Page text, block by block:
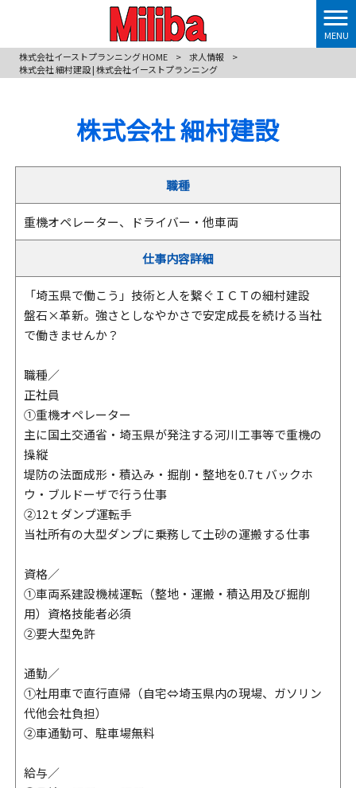
MENU
株式会社イーストプランニング HOME
> 求人情報
>
株式会社 細村建設 | 株式会社イーストプランニング
株式会社 細村建設
職種
重機オペレーター、ドライバー・他車両
仕事内容詳細
「埼玉県で働こう」技術と人を繋ぐＩＣＴの細村建設
盤石×革新。強さとしなやかさで安定成長を続ける当社
で働きませんか？
職種／
正社員
①重機オペレーター
主に国土交通省・埼玉県が発注する河川工事等で重機の
操縦
堤防の法面成形・積込み・掘削・整地を0.7ｔバックホ
ウ・ブルドーザで行う仕事
②12ｔダンプ運転手
当社所有の大型ダンプに乗務して土砂の運搬する仕事
資格／
①車両系建設機械運転（整地・運搬・積込用及び掘削
用）資格技能者必須
②要大型免許
通勤／
①社用車で直行直帰（自宅⇔埼玉県内の現場、ガソリン
代他会社負担）
②車通勤可、駐車場無料
給与／